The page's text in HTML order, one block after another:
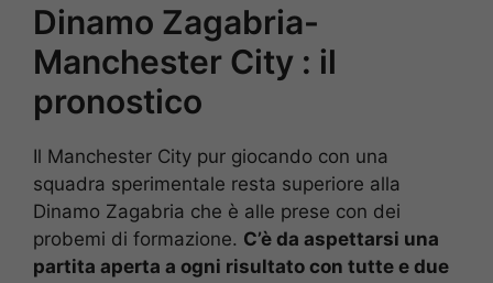
Dinamo Zagabria-
Manchester City : il
pronostico
Il Manchester City pur giocando con una
squadra sperimentale resta superiore alla
Dinamo Zagabria che è alle prese con dei
probemi di formazione. C’è da aspettarsi una
partita aperta a ogni risultato con tutte e due